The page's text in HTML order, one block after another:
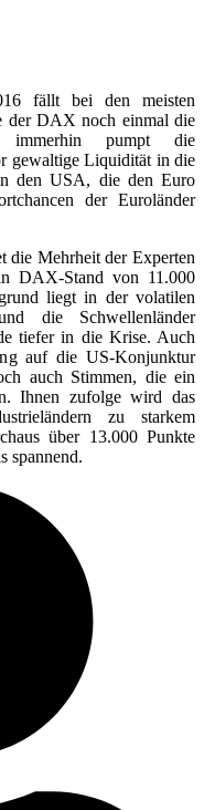
fällt bei den meisten
der DAX noch einmal die
immerhin pumpt die
gewaltige Liquidität in die
den USA, die den Euro
der Euroländer
die Mehrheit der Experten
DAX-Stand von 11.000
liegt in der volatilen
die Schwellenländer
tiefer in die Krise. Auch
auf die US-Konjunktur
auch Stimmen, die ein
Ihnen zufolge wird das
zu starkem
über 13.000 Punkte
spannend.